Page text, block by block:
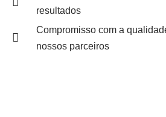
resultados
Compromisso com a
nossos parceiros